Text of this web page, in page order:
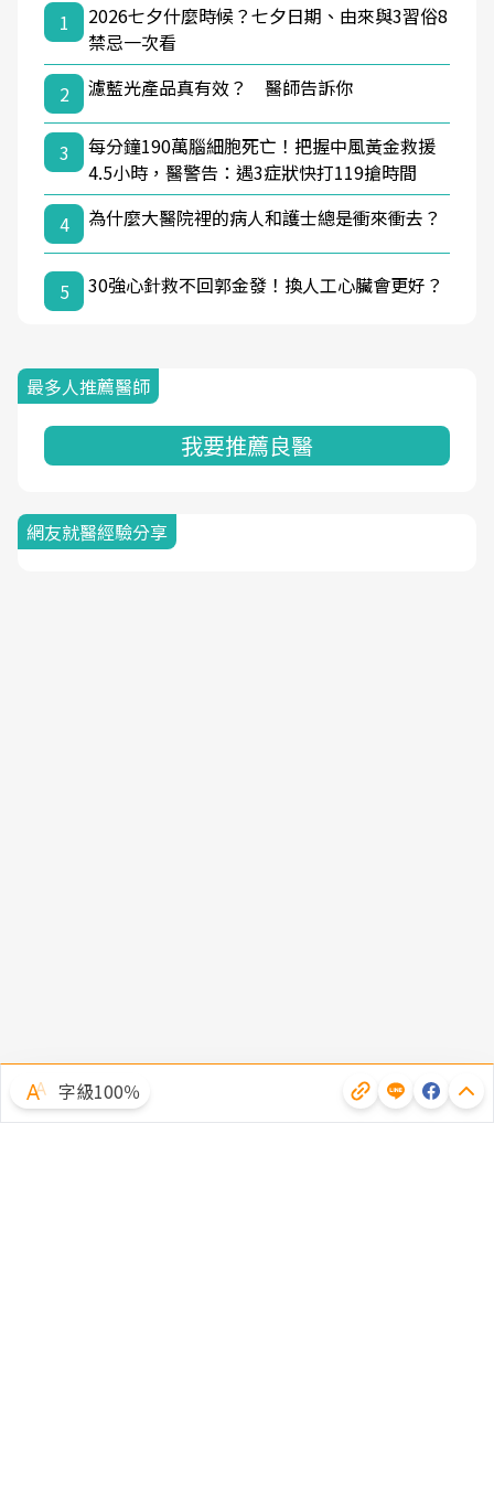
1
2026七夕什麼時候？七夕日期、由來與3習俗8
禁忌一次看
2
濾藍光產品真有效？ 醫師告訴你
3
每分鐘190萬腦細胞死亡！把握中風黃金救援
4.5小時，醫警告：遇3症狀快打119搶時間
4
為什麼大醫院裡的病人和護士總是衝來衝去？
5 30強心針救不回郭金發！換人工心臟會更好？
最多人推薦醫師
我要推薦良醫
網友就醫經驗分享
字級100％